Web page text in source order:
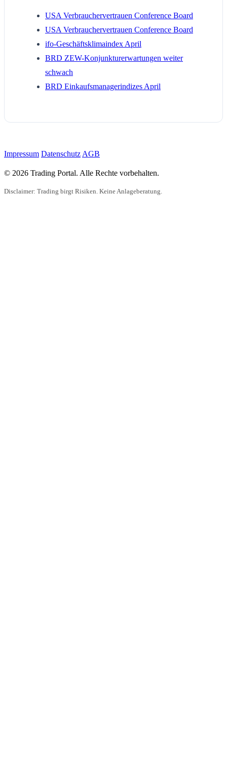
USA Verbrauchervertrauen Conference Board
USA Verbrauchervertrauen Conference Board
ifo-Geschäftsklimaindex April
BRD ZEW-Konjunkturerwartungen weiter
schwach
BRD Einkaufsmanagerindizes April
Impressum Datenschutz AGB
© 2026 Trading Portal. Alle Rechte vorbehalten.
Disclaimer: Trading birgt Risiken. Keine Anlageberatung.